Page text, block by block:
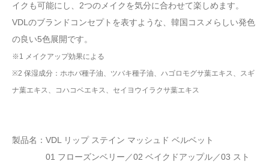
イクも可能にし、2つのメイクを気分に合わせて楽しめます。
VDLのブランドコンセプトを表すような、韓国コスメらしい発色
の良い5色展開です。
※1 メイクアップ効果による
※2 保湿成分：ホホバ種子油、ツバキ種子油、ハゴロモグサ葉エキス、スギ
ナ葉エキス、コハコベエキス、セイヨウイラクサ葉エキス
製品名：VDL リップ ステイン マッシュド ベルベット
01 フローズンベリー／02 ベイクドアップル／03 スト